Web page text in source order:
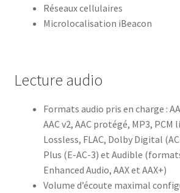
Réseaux cellulaires
Microlocalisation iBeacon
Lecture audio
Formats audio pris en charge :
AAC v2, AAC protégé, MP3, PCM
Lossless, FLAC, Dolby Digital
Plus (E-AC-3) et Audible
Enhanced Audio, AAX et AAX+)
Volume d’écoute maximal